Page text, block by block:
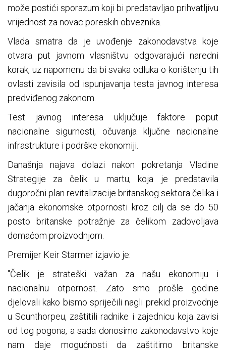
može postići sporazum koji bi predstavljao prihvatljivu
vrijednost za novac poreskih obveznika.
Vlada smatra da je uvođenje zakonodavstva koje
otvara put javnom vlasništvu odgovarajući naredni
korak, uz napomenu da bi svaka odluka o korištenju tih
ovlasti zavisila od ispunjavanja testa javnog interesa
predviđenog zakonom.
Test javnog interesa uključuje faktore poput
nacionalne sigurnosti, očuvanja ključne nacionalne
infrastrukture i podrške ekonomiji.
Današnja najava dolazi nakon pokretanja Vladine
Strategije za čelik u martu, koja je predstavila
dugoročni plan revitalizacije britanskog sektora čelika i
jačanja ekonomske otpornosti kroz cilj da se do 50
posto britanske potražnje za čelikom zadovoljava
domaćom proizvodnjom.
Premijer Keir Starmer izjavio je:
"Čelik je strateški važan za našu ekonomiju i
nacionalnu otpornost. Zato smo prošle godine
djelovali kako bismo spriječili nagli prekid proizvodnje
u Scunthorpeu, zaštitili radnike i zajednicu koja zavisi
od tog pogona, a sada donosimo zakonodavstvo koje
nam daje mogućnosti da zaštitimo britanske